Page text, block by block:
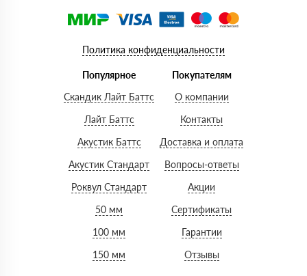
Политика конфиденциальности
Популярное
Скандик Лайт Баттс
Лайт Баттс
Акустик Баттс
Акустик Стандарт
Роквул Стандарт
50 мм
100 мм
150 мм
Покупателям
О компании
Контакты
Доставка и оплата
Вопросы-ответы
Акции
Сертификаты
Гарантии
Отзывы